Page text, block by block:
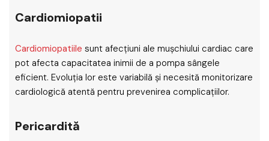
Cardiomiopatii
Cardiomiopatiile sunt afecțiuni ale mușchiului cardiac care
pot afecta capacitatea inimii de a pompa sângele
eficient. Evoluția lor este variabilă și necesită monitorizare
cardiologică atentă pentru prevenirea complicațiilor.
Pericardită